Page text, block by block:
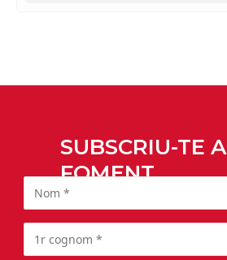
SUBSCRIU-TE A
FOMENT